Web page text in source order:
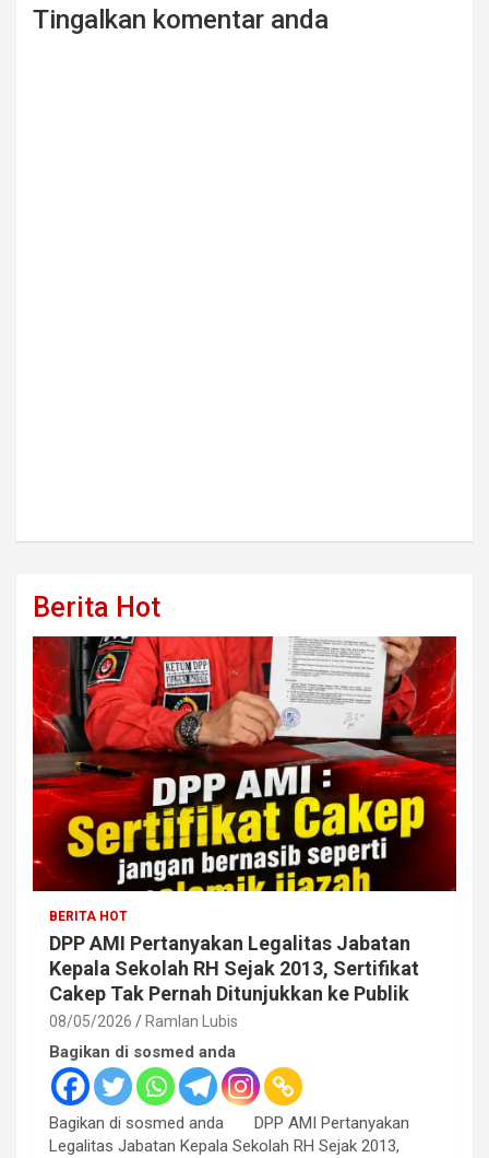
Tingalkan komentar anda
Berita Hot
BERITA HOT
DPP AMI Pertanyakan Legalitas Jabatan
Kepala Sekolah RH Sejak 2013, Sertifikat
Cakep Tak Pernah Ditunjukkan ke Publik
08/05/2026 Ramlan Lubis
Bagikan di sosmed anda
Bagikan di sosmed anda DPP AMI Pertanyakan
Legalitas Jabatan Kepala Sekolah RH Sejak 2013,